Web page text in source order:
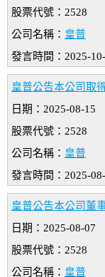
股票代號：2528
公司名稱： 皇普
發言時間：2025-
皇普公告本公司取
日期：2025-08-15
股票代號：2528
公司名稱： 皇普
發言時間：2025-
皇普公告本公司董
日期：2025-08-07
股票代號：2528
公司名稱： 皇普